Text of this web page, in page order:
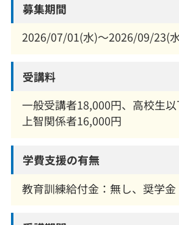
募集期間
2026/07/01(水)～2026/09/23(
受講料
一般受講者18,000円、高校生以
上智関係者16,000円
学費支援の有無
教育訓練給付金：無し、奨学金